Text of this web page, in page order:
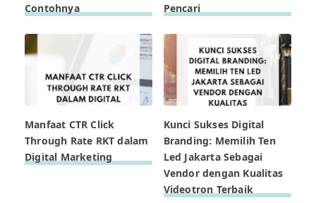
Contohnya
Pencari
Manfaat CTR Click
Through Rate RKT dalam
Digital Marketing
Kunci Sukses Digital
Branding: Memilih Ten
Led Jakarta Sebagai
Vendor dengan Kualitas
Videotron Terbaik